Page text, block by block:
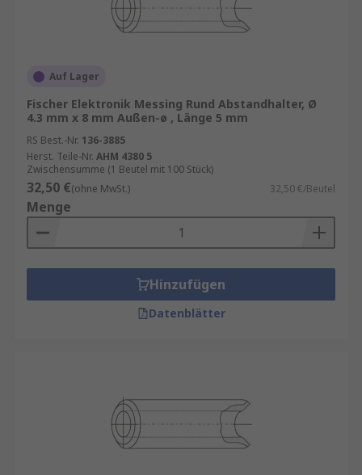
Auf Lager
Fischer Elektronik Messing Rund Abstandhalter, Ø
4.3 mm x 8 mm Außen-ø , Länge 5 mm
RS Best.-Nr. 136-3885
Herst. Teile-Nr. AHM 4380 5
Zwischensumme (1 Beutel mit 100 Stück)
32,50 €(ohne MwSt.) 32,50 €/Beutel
Menge
Hinzufügen
Datenblätter